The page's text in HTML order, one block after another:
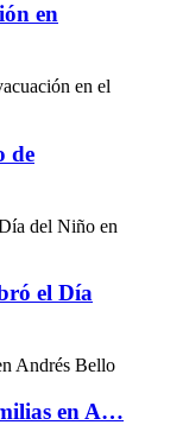
en
de
el Día
en A…